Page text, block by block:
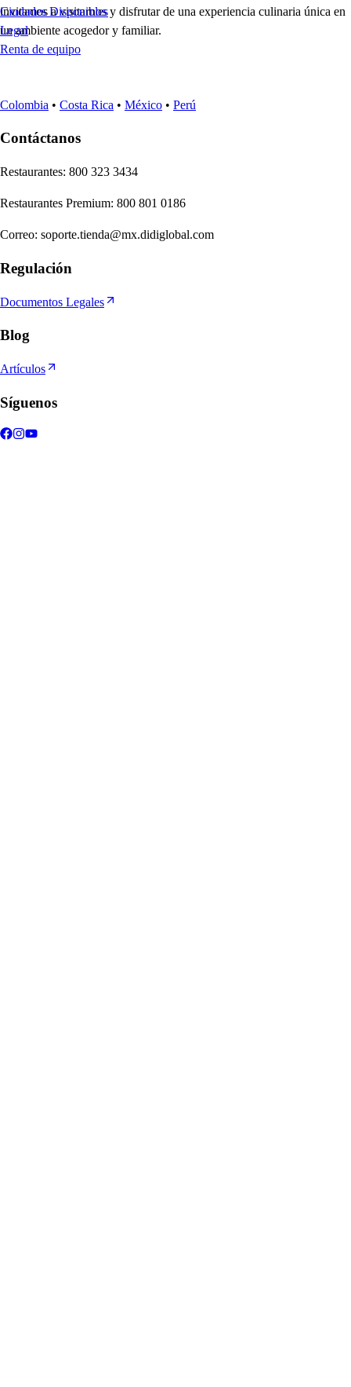
invitamos a visitarnos y disfrutar de una experiencia culinaria única en
un ambiente acogedor y familiar.
Ciudades Disponibles
Legal
Renta de equipo
Colombia • Costa Rica • México • Perú
Contáctanos
Restaurantes: 800 323 3434
Restaurantes Premium: 800 801 0186
Correo: soporte.tienda@mx.didiglobal.com
Regulación
Documentos Legales
Blog
Artículos
Síguenos